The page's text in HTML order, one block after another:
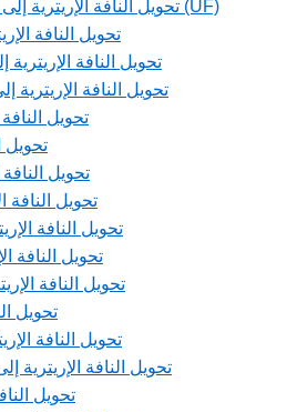
تحويل النافة الإريترية إلى الوحدة التشيلية للحساب (UF)
تحويل النافة
تحويل النافة
تحويل النافة
تحويل النافة
تحويل
تحويل النافة
تحويل النافة
تحويل النافة
تحويل النافة
تحويل النافة
تحويل
تحويل النافة
تحويل النافة الإريترية
تحويل